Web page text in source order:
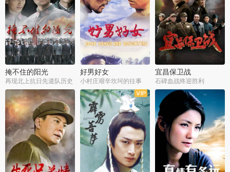
掩不住的阳光
再现北上抗日先遣队历史
好男好女
小村庄艰辛坎坷的往事
宜昌保卫战
石碑血战终迎胜利
全37集
全40集 全25集